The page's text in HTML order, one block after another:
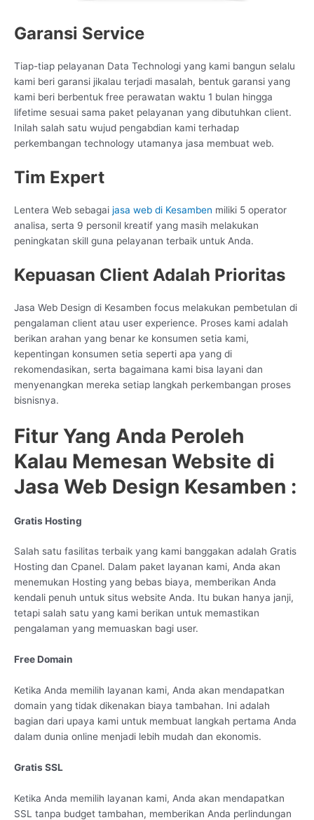
Garansi Service
Tiap-tiap pelayanan Data Technologi yang kami bangun selalu
kami beri garansi jikalau terjadi masalah, bentuk garansi yang
kami beri berbentuk free perawatan waktu 1 bulan hingga
lifetime sesuai sama paket pelayanan yang dibutuhkan client.
Inilah salah satu wujud pengabdian kami terhadap
perkembangan technology utamanya jasa membuat web.
Tim Expert
Lentera Web sebagai jasa web di Kesamben miliki 5 operator
analisa, serta 9 personil kreatif yang masih melakukan
peningkatan skill guna pelayanan terbaik untuk Anda.
Kepuasan Client Adalah Prioritas
Jasa Web Design di Kesamben focus melakukan pembetulan di
pengalaman client atau user experience. Proses kami adalah
berikan arahan yang benar ke konsumen setia kami,
kepentingan konsumen setia seperti apa yang di
rekomendasikan, serta bagaimana kami bisa layani dan
menyenangkan mereka setiap langkah perkembangan proses
bisnisnya.
Fitur Yang Anda Peroleh
Kalau Memesan Website di
Jasa Web Design Kesamben :
Gratis Hosting
Salah satu fasilitas terbaik yang kami banggakan adalah Gratis
Hosting dan Cpanel. Dalam paket layanan kami, Anda akan
menemukan Hosting yang bebas biaya, memberikan Anda
kendali penuh untuk situs website Anda. Itu bukan hanya janji,
tetapi salah satu yang kami berikan untuk memastikan
pengalaman yang memuaskan bagi user.
Free Domain
Ketika Anda memilih layanan kami, Anda akan mendapatkan
domain yang tidak dikenakan biaya tambahan. Ini adalah
bagian dari upaya kami untuk membuat langkah pertama Anda
dalam dunia online menjadi lebih mudah dan ekonomis.
Gratis SSL
Ketika Anda memilih layanan kami, Anda akan mendapatkan
SSL tanpa budget tambahan, memberikan Anda perlindungan